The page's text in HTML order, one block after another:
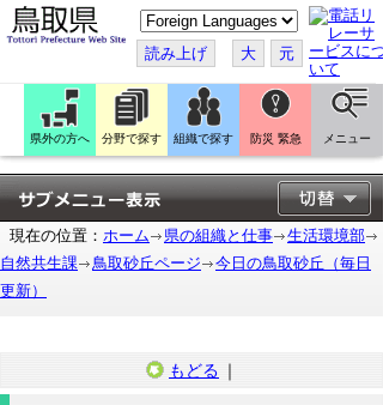
こ
の
ペ
ー
ジ
翻
訳
す
る
読み上げ 大 元
県外の方へ 分野で探す 組織で探す 防災 緊急 メニュー
現在の位置： ホーム 県の組織と仕事
生活環境部
自然共生課
鳥取砂丘ページ
今日の鳥取砂丘（毎日
更新）
もどる ｜